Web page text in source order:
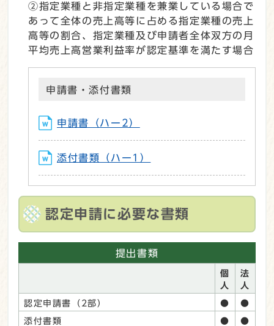
②指定業種と非指定業種を兼業している場合で
あって全体の売上高等に占める指定業種の売上
高等の割合、指定業種及び申請者全体双方の月
平均売上高営業利益率が認定基準を満たす場合
申請書・添付書類
申請書（ハー2）
添付書類（ハー1）
認定申請に必要な書類
提出書類
個
人
法
人
認定申請書（2部） ● ●
添付書類 ● ●